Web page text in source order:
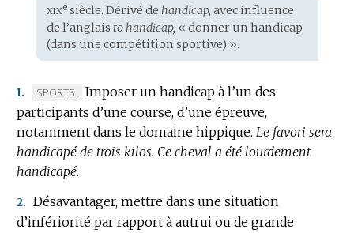
Étymologie
:
xixesiècle. Dérivé de handicap, avec influence
de l’anglais to handicap, « donner un handicap
(dans une compétition sportive) ».
1.
MARQUE
DE
DOMAINE
:
SPORTS.
Imposer un handicap à l’un des
participants d’une course, d’une épreuve,
notamment dans le domaine hippique. Le favori sera
handicapé de trois kilos. Ce cheval a été lourdement
handicapé.
2. Désavantager, mettre dans une situation
d’infériorité par rapport à autrui ou de grande